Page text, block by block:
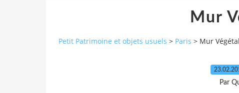
Mur
Petit Patrimoine et objets usuels > Paris > Mur Végétal
Par